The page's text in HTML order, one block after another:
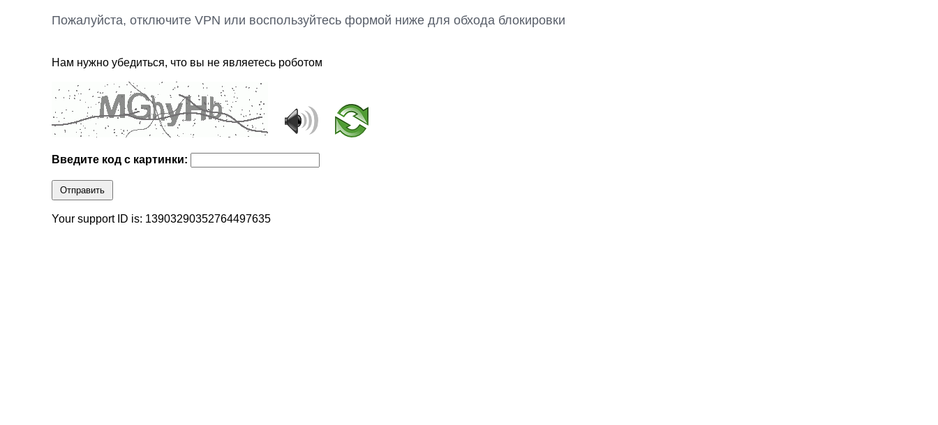
Пожалуйста, отключите VPN или воспользуйтесь формой ниже для обхода блокировки
Нам нужно убедиться, что вы не являетесь роботом
Введите код с картинки:
Отправить
Your support ID is: 13903290352764497635